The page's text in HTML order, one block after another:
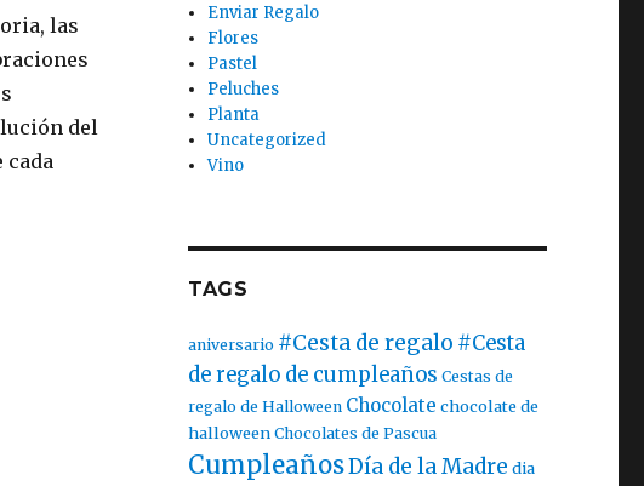
las
del
cada
Enviar Regalo
Flores
Pastel
Peluches
Planta
Uncategorized
Vino
TAGS
aniversario #Cesta de regalo #Cesta
de regalo de cumpleaños Cestas de
regalo de Halloween Chocolate chocolate de
halloween Chocolates de Pascua
CumpleañosDía de la Madre dia